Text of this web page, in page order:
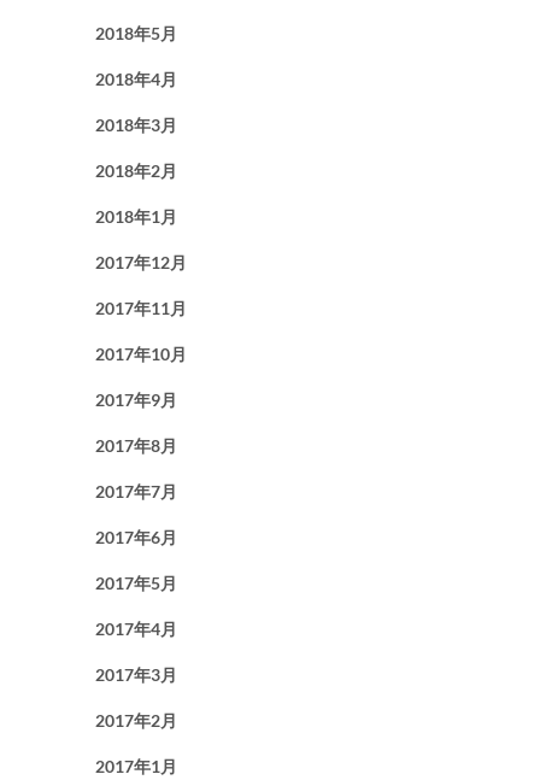
2018年5月
2018年4月
2018年3月
2018年2月
2018年1月
2017年12月
2017年11月
2017年10月
2017年9月
2017年8月
2017年7月
2017年6月
2017年5月
2017年4月
2017年3月
2017年2月
2017年1月